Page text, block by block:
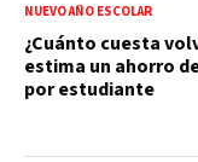
NUEVO AÑO ESCOLAR
¿Cuánto cuesta
estima un ahorro
por estudiante